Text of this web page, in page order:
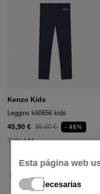
Kenzo Kids
Leggins k60656 kids
45,90 € 85,00 € - 46%
Talla:14A
Mostrando 1 - 9 de 9
Esta página web
Necesarias